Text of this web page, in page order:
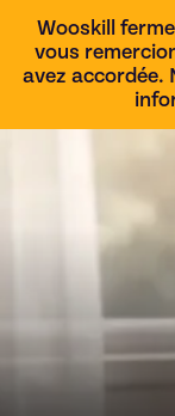
Wooskill
vous
avez accordée.